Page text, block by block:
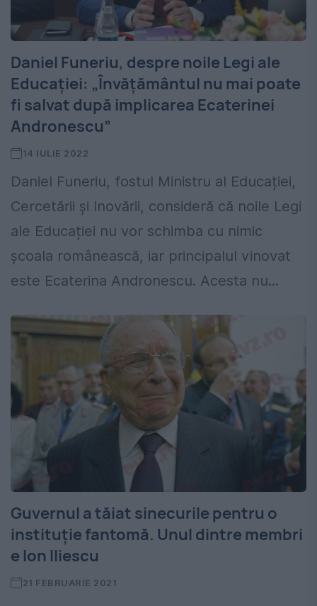
Daniel Funeriu, despre noile Legi ale
Educației: „Învățământul nu mai poate
fi salvat după implicarea Ecaterinei
Andronescu”
14 IULIE 2022
Daniel Funeriu, fostul Ministru al Educației,
Cercetării și Inovării, consideră că noile Legi
ale Educației nu vor schimba cu nimic
școala românească, iar principalul vinovat
este Ecaterina Andronescu. Acesta nu...
Guvernul a tăiat sinecurile pentru o
instituție fantomă. Unul dintre membri
e Ion Iliescu
21 FEBRUARIE 2021